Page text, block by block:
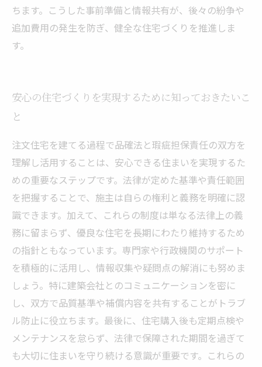
ちます。こうした事前準備と情報共有が、後々の紛争や
追加費用の発生を防ぎ、健全な住宅づくりを推進しま
す。
安心の住宅づくりを実現するために知っておきたいこ
と
注文住宅を建てる過程で品確法と瑕疵担保責任の双方を
理解し活用することは、安心できる住まいを実現するた
めの重要なステップです。法律が定めた基準や責任範囲
を把握することで、施主は自らの権利と義務を明確に認
識できます。加えて、これらの制度は単なる法律上の義
務に留まらず、優良な住宅を長期にわたり維持するため
の指針ともなっています。専門家や行政機関のサポート
を積極的に活用し、情報収集や疑問点の解消にも努めま
しょう。特に建築会社とのコミュニケーションを密に
し、双方で品質基準や補償内容を共有することがトラブ
ル防止に役立ちます。最後に、住宅購入後も定期点検や
メンテナンスを怠らず、法律で保障された期間を過ぎて
も大切に住まいを守り続ける意識が重要です。これらの